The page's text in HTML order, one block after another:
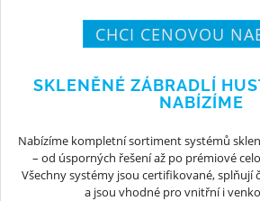
CHCI CENOVOU
SKLENĚNÉ ZÁBRADLÍ
NABÍZÍME
Nabízíme kompletní sortiment systémů
– od úsporných řešení až po prémiové
Všechny systémy jsou certifikované, splňují
a jsou vhodné pro vnitřní i